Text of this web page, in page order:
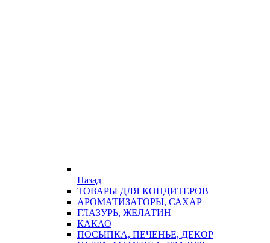
Назад
ТОВАРЫ ДЛЯ КОНДИТЕРОВ
АРОМАТИЗАТОРЫ, САХАР
ГЛАЗУРЬ, ЖЕЛАТИН
КАКАО
ПОСЫПКА, ПЕЧЕНЬЕ, ДЕКОР